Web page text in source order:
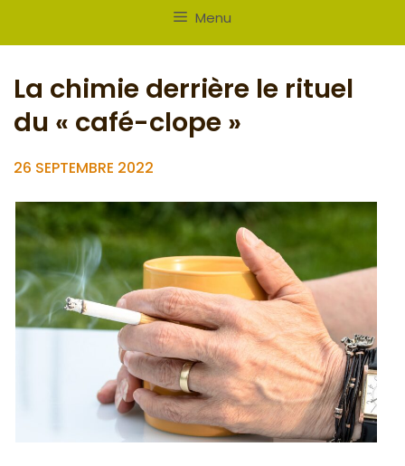
Menu
La chimie derrière le rituel
du « café-clope »
26 SEPTEMBRE 2022